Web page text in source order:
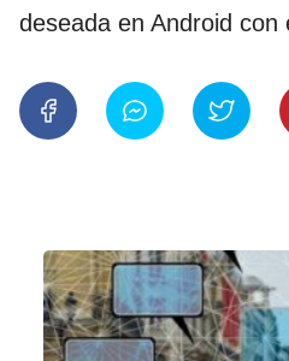
deseada en Android con